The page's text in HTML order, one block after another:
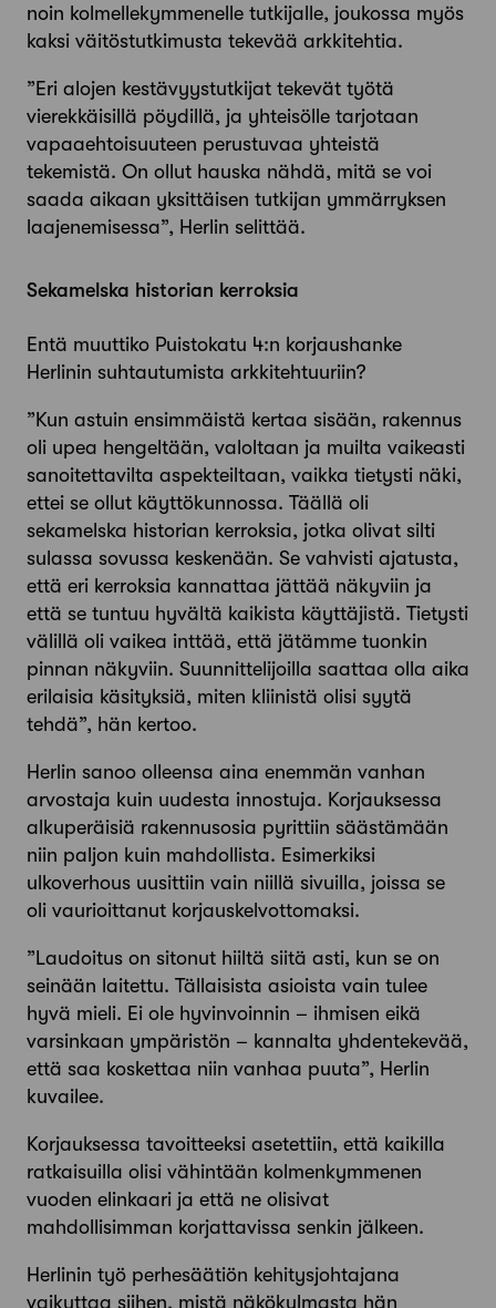
noin kolmellekymmenelle tutkijalle, joukossa myös
kaksi väitöstutkimusta tekevää arkkitehtia.
”Eri alojen kestävyystutkijat tekevät työtä
vierekkäisillä pöydillä, ja yhteisölle tarjotaan
vapaaehtoisuuteen perustuvaa yhteistä
tekemistä. On ollut hauska nähdä, mitä se voi
saada aikaan yksittäisen tutkijan ymmärryksen
laajenemisessa”, Herlin selittää.
Sekamelska historian kerroksia
Entä muuttiko Puistokatu 4:n korjaushanke
Herlinin suhtautumista arkki­tehtuuriin?
”Kun astuin ensimmäistä kertaa sisään, rakennus
oli upea hengeltään, valoltaan ja muilta vaikeasti
sanoitettavilta aspekteiltaan, vaikka tietysti näki,
ettei se ollut käyttökunnossa. Täällä oli
sekamelska historian kerroksia, jotka olivat silti
sulassa sovussa keskenään. Se vahvisti ajatusta,
että eri kerroksia kannattaa jättää näkyviin ja
että se tuntuu hyvältä kaikista käyttäjistä. Tietysti
välillä oli vaikea inttää, että jätämme tuonkin
pinnan näkyviin. Suunnittelijoilla saattaa olla aika
erilaisia käsityksiä, miten kliinistä olisi syytä
tehdä”, hän kertoo.
Herlin sanoo olleensa aina enemmän vanhan
arvostaja kuin uudesta innostuja. Korjauksessa
alkuperäisiä rakennusosia pyrittiin säästämään
niin paljon kuin mahdollista. Esimerkiksi
ulkoverhous uusittiin vain niillä sivuilla, joissa se
oli vaurioittanut korjauskelvottomaksi.
”Laudoitus on sitonut hiiltä siitä asti, kun se on
seinään laitettu. Tällaisista asioista vain tulee
hyvä mieli. Ei ole hyvinvoinnin – ihmisen eikä
varsinkaan ympäristön – kannalta yhdentekevää,
että saa koskettaa niin vanhaa puuta”, Herlin
kuvailee.
Korjauksessa tavoitteeksi asetettiin, että kaikilla
ratkaisuilla olisi vähintään kolmenkymmenen
vuoden elinkaari ja että ne olisivat
mahdollisimman korjattavissa senkin jälkeen.
Herlinin työ perhesäätiön kehitysjohtajana
vaikuttaa siihen, mistä näkökulmasta hän